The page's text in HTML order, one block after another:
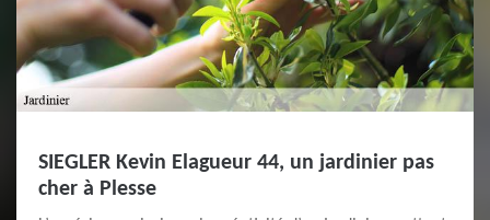
SIEGLER Kevin Elagueur 44, un jardinier pas
cher à Plesse